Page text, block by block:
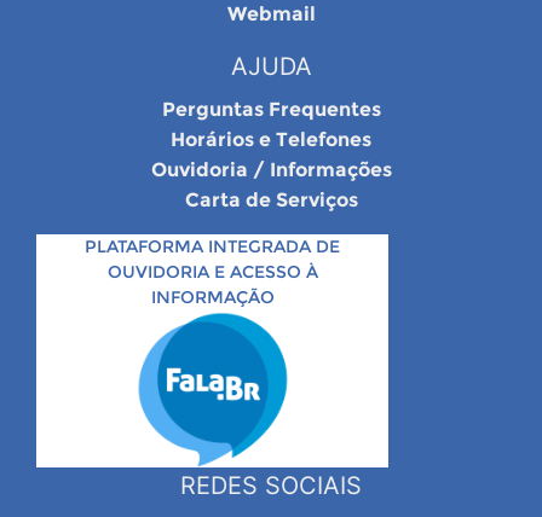
Webmail
AJUDA
Perguntas Frequentes
Horários e Telefones
Ouvidoria / Informações
Carta de Serviços
PLATAFORMA INTEGRADA DE
OUVIDORIA E ACESSO À
INFORMAÇÃO
REDES SOCIAIS